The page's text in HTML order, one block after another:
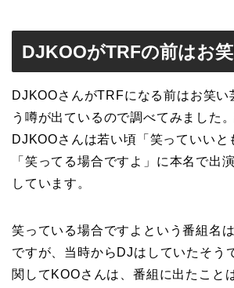
DJKOOがTRFの前はお
DJKOOさんがTRFになる前はお笑い
う噂が出ているので調べてみました
DJKOOさんは若い頃「笑っていいと
「笑ってる場合ですよ」に本名で出
しています。
笑っている場合ですよという番組名
ですが、当時からDJはしていたそう
関してKOOさんは、番組に出たこと